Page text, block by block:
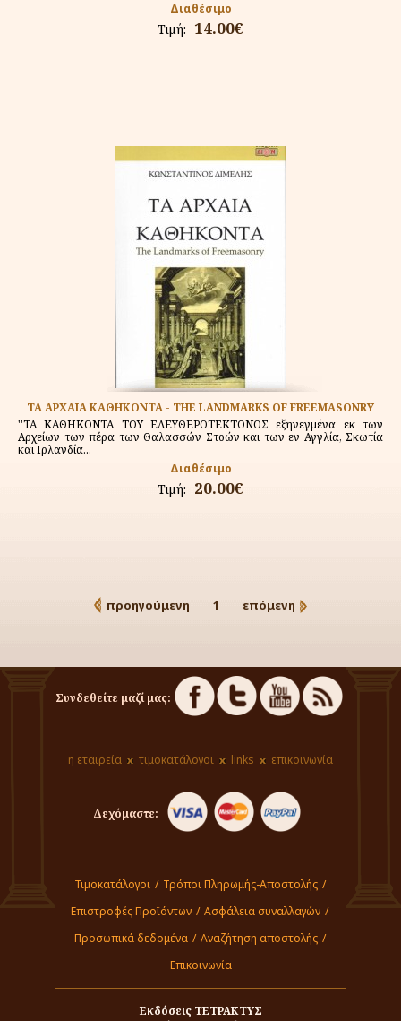
Διαθέσιμο
Τιμή: 14.00€
ΤΑ ΑΡΧΑΙΑ ΚΑΘΗΚΟΝΤΑ - THE LANDMARKS OF FREEMASONRY
''ΤΑ ΚΑΘΗΚΟΝΤΑ ΤΟΥ ΕΛΕΥΘΕΡΟΤΕΚΤΟΝΟΣ εξηνεγμένα εκ των
Αρχείων των πέρα των Θαλασσών Στοών και των εν Αγγλία, Σκωτία
και Ιρλανδία...
Διαθέσιμο
Τιμή: 20.00€
προηγούμενη 1 επόμενη
Συνδεθείτε μαζί μας:
η εταιρεία τιμοκατάλογοι links επικοινωνία
Δεχόμαστε:
Τιμοκατάλογοι / Τρόποι Πληρωμής-Αποστολής /
Επιστροφές Προϊόντων / Ασφάλεια συναλλαγών /
Προσωπικά δεδομένα / Αναζήτηση αποστολής /
Επικοινωνία
Εκδόσεις ΤΕΤΡΑΚΤΥΣ